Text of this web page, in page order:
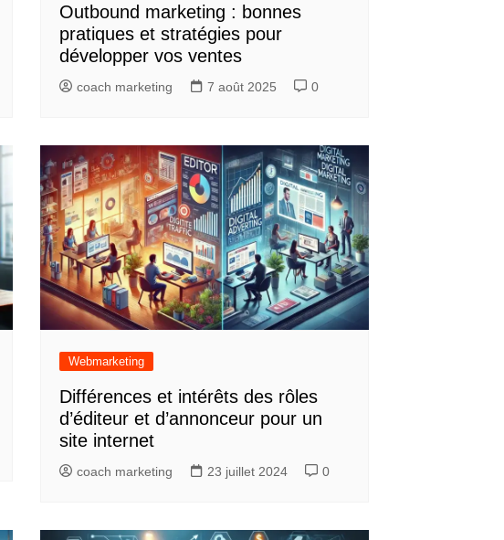
Outbound marketing : bonnes
pratiques et stratégies pour
développer vos ventes
coach marketing 7 août 2025 0
Webmarketing
Différences et intérêts des rôles
d’éditeur et d’annonceur pour un
site internet
coach marketing 23 juillet 2024 0